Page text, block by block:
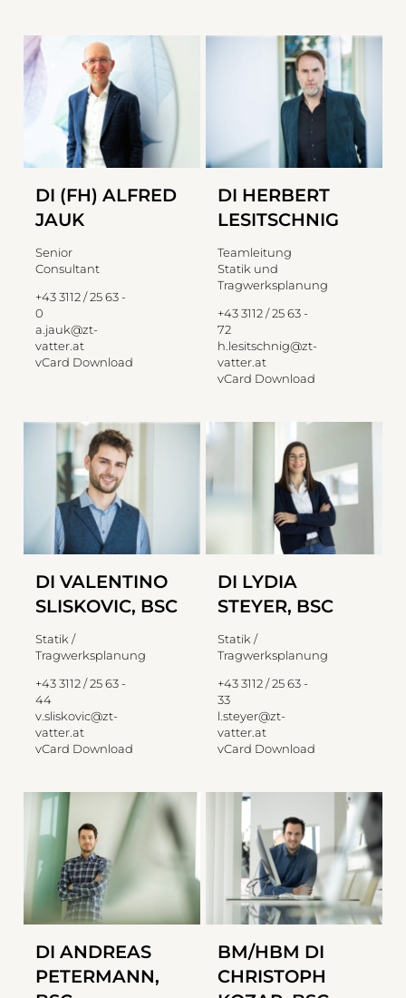
DI (FH) ALFRED
JAUK
Senior
Consultant
+43 3112 / 25 63 -
0
a.jauk@zt-
vatter.at
vCard Download
DI HERBERT
LESITSCHNIG
Teamleitung
Statik und
Tragwerksplanung
+43 3112 / 25 63 -
72
h.lesitschnig@zt-
vatter.at
vCard Download
DI VALENTINO
SLISKOVIC, BSC
Statik /
Tragwerksplanung
+43 3112 / 25 63 -
44
v.sliskovic@zt-
vatter.at
vCard Download
DI LYDIA
STEYER, BSC
Statik /
Tragwerksplanung
+43 3112 / 25 63 -
33
l.steyer@zt-
vatter.at
vCard Download
DI ANDREAS
PETERMANN,
BM/HBM DI
CHRISTOPH